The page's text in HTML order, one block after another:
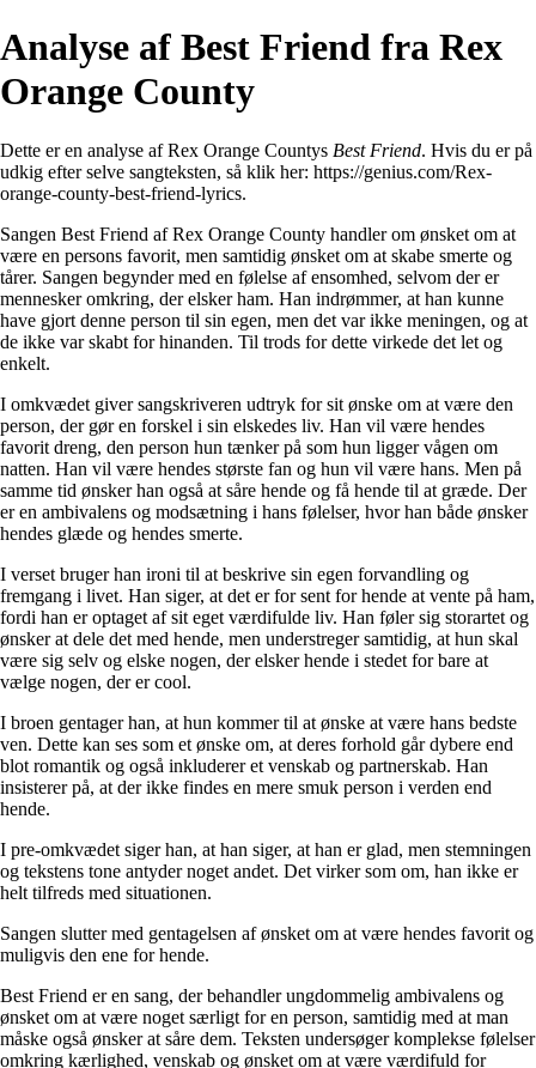
Analyse af Best Friend fra Rex
Orange County
Dette er en analyse af Rex Orange Countys Best Friend. Hvis du er på
udkig efter selve sangteksten, så klik her: https://genius.com/Rex-
orange-county-best-friend-lyrics.
Sangen Best Friend af Rex Orange County handler om ønsket om at
være en persons favorit, men samtidig ønsket om at skabe smerte og
tårer. Sangen begynder med en følelse af ensomhed, selvom der er
mennesker omkring, der elsker ham. Han indrømmer, at han kunne
have gjort denne person til sin egen, men det var ikke meningen, og at
de ikke var skabt for hinanden. Til trods for dette virkede det let og
enkelt.
I omkvædet giver sangskriveren udtryk for sit ønske om at være den
person, der gør en forskel i sin elskedes liv. Han vil være hendes
favorit dreng, den person hun tænker på som hun ligger vågen om
natten. Han vil være hendes største fan og hun vil være hans. Men på
samme tid ønsker han også at såre hende og få hende til at græde. Der
er en ambivalens og modsætning i hans følelser, hvor han både ønsker
hendes glæde og hendes smerte.
I verset bruger han ironi til at beskrive sin egen forvandling og
fremgang i livet. Han siger, at det er for sent for hende at vente på ham,
fordi han er optaget af sit eget værdifulde liv. Han føler sig storartet og
ønsker at dele det med hende, men understreger samtidig, at hun skal
være sig selv og elske nogen, der elsker hende i stedet for bare at
vælge nogen, der er cool.
I broen gentager han, at hun kommer til at ønske at være hans bedste
ven. Dette kan ses som et ønske om, at deres forhold går dybere end
blot romantik og også inkluderer et venskab og partnerskab. Han
insisterer på, at der ikke findes en mere smuk person i verden end
hende.
I pre-omkvædet siger han, at han siger, at han er glad, men stemningen
og tekstens tone antyder noget andet. Det virker som om, han ikke er
helt tilfreds med situationen.
Sangen slutter med gentagelsen af ønsket om at være hendes favorit og
muligvis den ene for hende.
Best Friend er en sang, der behandler ungdommelig ambivalens og
ønsket om at være noget særligt for en person, samtidig med at man
måske også ønsker at såre dem. Teksten undersøger komplekse følelser
omkring kærlighed, venskab og ønsket om at være værdifuld for